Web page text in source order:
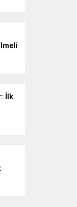
İlk